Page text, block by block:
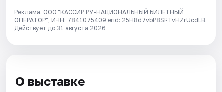
Реклама. ООО "КАССИР.РУ-НАЦИОНАЛЬНЫЙ БИЛЕТНЫЙ
ОПЕРАТОР", ИНН: 7841075409 erid: 25H8d7vbP8SRTvHZrUcdLB.
Действует до 31 августа 2026
О выставке